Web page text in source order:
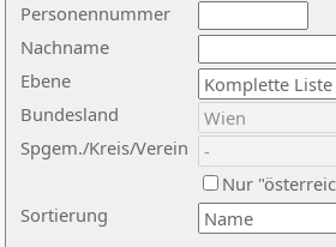
Nachname
Ebene
Sortierung
Personennummer
Bundesland
Spgem./Kreis/Verein
Nur